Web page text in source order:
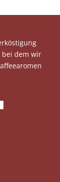
bei dem wir